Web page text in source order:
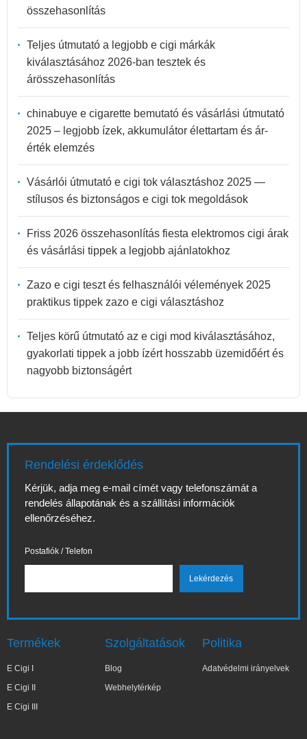
összehasonlítás
Teljes útmutató a legjobb e cigi márkák
kiválasztásához 2026-ban tesztek és
árösszehasonlítás
chinabuye e cigarette bemutató és vásárlási útmutató
2025 – legjobb ízek, akkumulátor élettartam és ár-
érték elemzés
Vásárlói útmutató e cigi tok választáshoz 2025 —
stílusos és biztonságos e cigi tok megoldások
Friss 2026 összehasonlítás fiesta elektromos cigi árak
és vásárlási tippek a legjobb ajánlatokhoz
Zazo e cigi teszt és felhasználói vélemények 2025
praktikus tippek zazo e cigi választáshoz
Teljes körű útmutató az e cigi mod kiválasztásához,
gyakorlati tippek a jobb ízért hosszabb üzemidőért és
nagyobb biztonságért
Rendelési érdeklődés
Kérjük, adja meg e-mail címét vagy telefonszámát a
rendelés állapotának és a szállítási információk
ellenőrzéséhez.
Postafiók / Telefon
Termékek
E Cigi I
E Cigi II
E Cigi III
Szolgáltatások
Blog
Webhelytérkép
Politika
Adatvédelmi irányelvek